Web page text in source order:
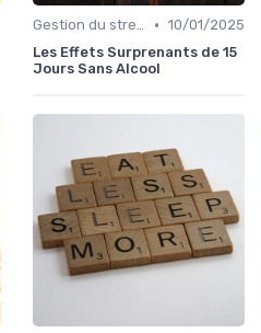
Gestion du stress et de l'anxiété • 10/01/2025
Les Effets Surprenants de 15
Jours Sans Alcool